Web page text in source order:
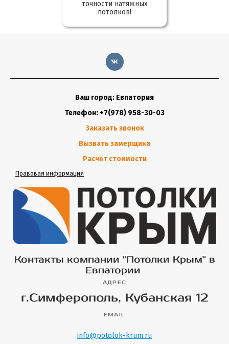
точности натяжных
потолков!
Ваш город: Евпатория
Телефон: +7(978) 958-30-03
Заказать звонок
Вызвать замерщика
Расчет стоимости
Правовая информация
Контакты компании "Потолки Крым" в
Евпатории
АДРЕС
г.Симферополь, Кубанская 12
EMAIL
info@potolok-krum.ru